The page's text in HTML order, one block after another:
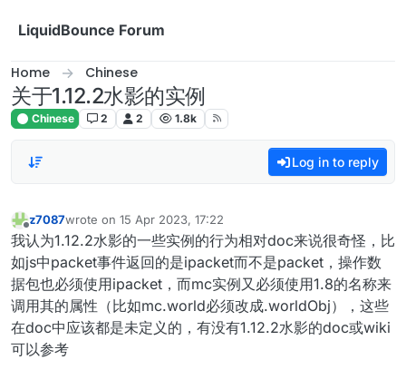
LiquidBounce Forum
Home Chinese
关于1.12.2水影的实例
Chinese 2 2 1.8k
Log in to reply
Offline
z7087wrote on 15 Apr 2023, 17:22
last edited by
我认为1.12.2水影的一些实例的行为相对doc来说很奇怪，比
如js中packet事件返回的是ipacket而不是packet，操作数
据包也必须使用ipacket，而mc实例又必须使用1.8的名称来
调用其的属性（比如mc.world必须改成.worldObj），这些
在doc中应该都是未定义的，有没有1.12.2水影的doc或wiki
可以参考